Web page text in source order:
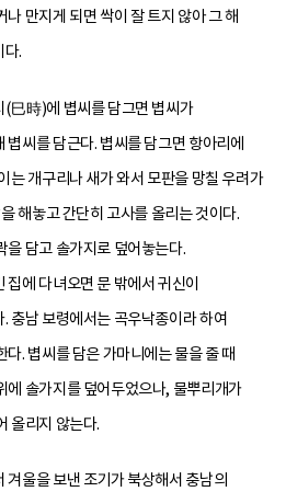
만지게 되면 싹이 잘 트지 않아 그 해
다.
(巳時)에 볍씨를 담그면 볍씨가
씨를 담근다. 볍씨를 담그면 항아리에
는 개구리나 새가 와서 모판을 망칠 우려가
해놓고 간단히 고사를 올리는 것이다.
을 담고 솔가지로 덮어놓는다.
에 다녀오면 문 밖에서 귀신이
충남 보령에서는 곡우낙종이라 하여
. 볍씨를 담은 가마니에는 물을 줄 때
에 솔가지를 덮어두었으나, 물뿌리개가
올리지 않는다.
겨울을 보낸 조기가 북상해서 충남의